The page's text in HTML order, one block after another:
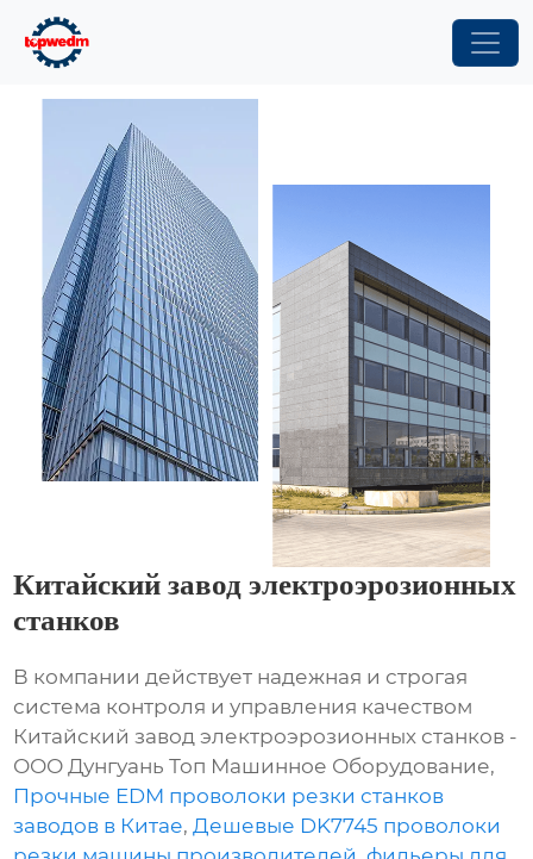
Китайский завод электроэрозионных
станков
В компании действует надежная и строгая
система контроля и управления качеством
Китайский завод электроэрозионных станков -
ООО Дунгуань Топ Машинное Оборудование,
Прочные EDM проволоки резки станков
заводов в Китае, Дешевые DK7745 проволоки